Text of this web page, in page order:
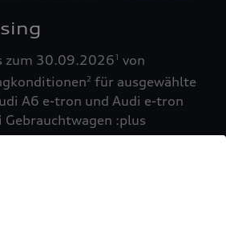
zum 30.09.20261 von
2 für ausgewählte
A6 e-tron und Audi e-tron
Gebrauchtwagen :plus